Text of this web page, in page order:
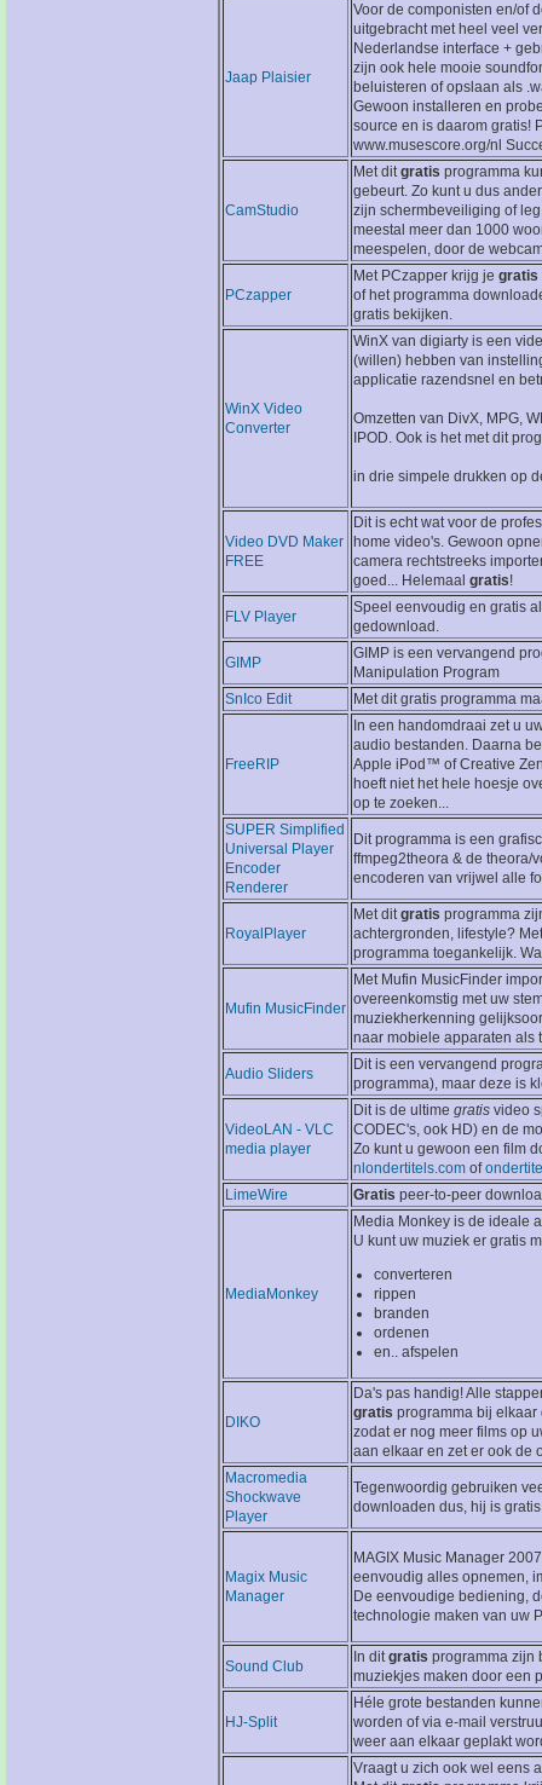
Jaap Plaisier
Voor de componisten en/of
uitgebracht met heel veel
Nederlandse interface +
zijn ook hele mooie
beluisteren of opslaan als
Gewoon installeren en
source en is daarom gratis!
www.musescore.org/nl
CamStudio
Met ditgratis programma
gebeurt. Zo kunt u dus
zijn schermbeveiliging of
meestal meer dan 1000
meespelen, door de
PCzapper
Met PCzapper krijg je gratis
of het programma
gratis bekijken.
WinX Video
Converter
WinX van digiarty is een
(willen) hebben van
applicatie razendsnel en
Omzetten van DivX, MPG,
IPOD. Ook is het met dit
in drie simpele drukken op
Video DVD Maker
FREE
Dit is echt wat voor de
home video's. Gewoon
camera rechtstreeks
goed... Helemaal gratis!
FLV Player
Speel eenvoudig en gratis
gedownload.
GIMP
GIMP is een vervangend
Manipulation Program
SnIco Edit
Met dit gratis programma
FreeRIP
In een handomdraai zet u
audio bestanden. Daarna
Apple iPod™ of Creative
hoeft niet het hele hoesje
op te zoeken...
SUPER Simplified
Universal Player
Encoder
Renderer
Dit programma is een
ffmpeg2theora & de theora/
encoderen van vrijwel alle
RoyalPlayer
Met ditgratis programma
achtergronden, lifestyle?
programma toegankelijk.
Mufin MusicFinder
Met Mufin MusicFinder
overeenkomstig met uw
muziekherkenning
naar mobiele apparaten als
Audio Sliders
Dit is een vervangend
programma), maar deze is
VideoLAN - VLC
media player
Dit is de ultime gratis video
CODEC's, ook HD) en de
Zo kunt u gewoon een film
nlondertitels.com of
LimeWire
Gratis peer-to-peer
MediaMonkey
Media Monkey is de ideale
U kunt uw muziek er gratis
converteren
rippen
branden
ordenen
en.. afspelen
DIKO
Da's pas handig! Alle
gratis programma bij elkaar
zodat er nog meer films op
aan elkaar en zet er ook de
Macromedia
Shockwave
Player
Tegenwoordig gebruiken
downloaden dus, hij is
Magix Music
Manager
MAGIX Music Manager
eenvoudig alles opnemen,
De eenvoudige bediening,
technologie maken van uw
Sound Club
In ditgratis programma zijn
muziekjes maken door een
HJ-Split
Héle grote bestanden
worden of via e-mail
weer aan elkaar geplakt
Vraagt u zich ook wel eens